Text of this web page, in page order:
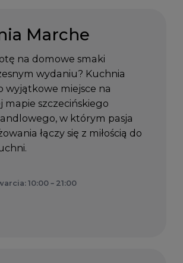
Marche
na domowe smaki
wydaniu? Kuchnia
wyjątkowe miejsce na
mapie szczecińskiego
w którym pasja
łączy się z miłością do
10:00 – 21:00